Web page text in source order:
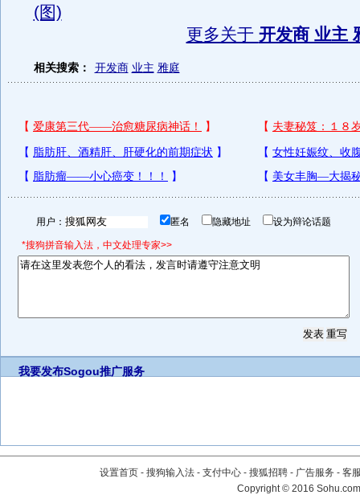
(图)
更多关于 开发商 业主
相关搜索： 开发商 业主 雅庭
用户： 匿名 隐藏地址 设为辩论话题
*搜狗拼音输入法，中文处理专家>>
我要发布Sogou推广服务
设置首页 - 搜狗输入法 - 支付中心 - 搜狐招聘 - 广告服务 - 客
Copyright©2016